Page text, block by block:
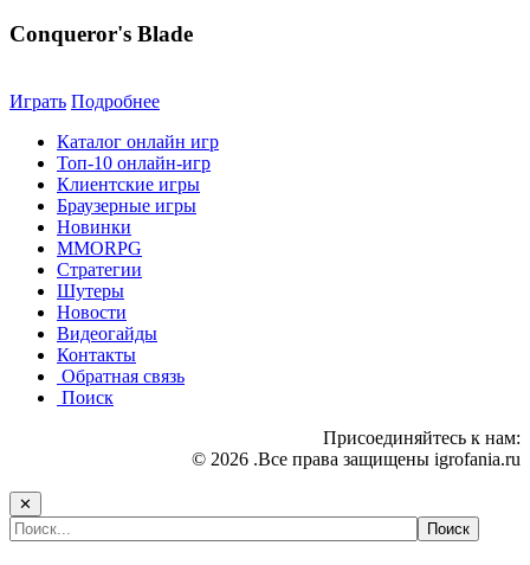
Conqueror's Blade
Играть Подробнее
Каталог онлайн игр
Топ-10 онлайн-игр
Клиентские игры
Браузерные игры
Новинки
MMORPG
Стратегии
Шутеры
Новости
Видеогайды
Контакты
Обратная связь
Поиск
Присоединяйтесь к нам:
© 2026 .Все права защищены igrofania.ru
✕